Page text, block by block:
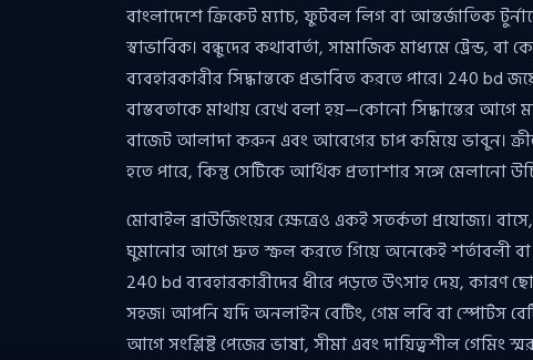
বাংলাদেশে ক্রিকেট ম্যাচ, ফুটবল লিগ বা আন্তর্জাতিক
স্বাভাবিক। বন্ধুদের কথাবার্তা, সামাজিক মাধ্যমে ট্রেন্ড,
ব্যবহারকারীর সিদ্ধান্তকে প্রভাবিত করতে পারে। 240 bd
বাস্তবতাকে মাথায় রেখে বলা হয়—কোনো সিদ্ধান্তের আগে
বাজেট আলাদা করুন এবং আবেগের চাপ কমিয়ে ভাবুন।
হতে পারে, কিন্তু সেটিকে আর্থিক প্রত্যাশার সঙ্গে মেলানো
মোবাইল ব্রাউজিংয়ের ক্ষেত্রেও একই সতর্কতা প্রযোজ্য।
ঘুমানোর আগে দ্রুত স্ক্রল করতে গিয়ে অনেকেই শর্তাবলী
240 bd ব্যবহারকারীদের ধীরে পড়তে উৎসাহ দেয়, কারণ
সহজ। আপনি যদি অনলাইন বেটিং, গেম লবি বা স্পোর্টস
আগে সংশ্লিষ্ট পেজের ভাষা, সীমা এবং দায়িত্বশীল গেমিং